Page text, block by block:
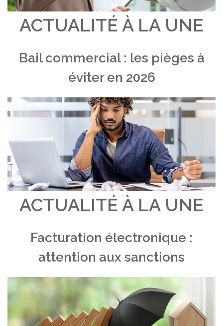
ACTUALITÉ À LA UNE
Bail commercial : les pièges à
éviter en 2026
ACTUALITÉ À LA UNE
Facturation électronique :
attention aux sanctions